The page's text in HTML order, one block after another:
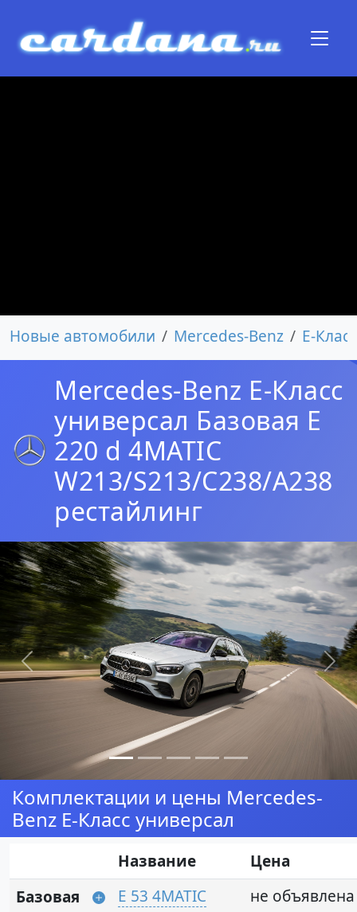
Новые автомобили Mercedes-Benz E-Класс
Mercedes-Benz E-Класс
универсал Базовая E
220 d 4MATIC
W213/S213/C238/A238
рестайлинг
Предыдущая
Комплектации и цены Mercedes-
Benz E-Класс универсал
Название
Цена
Базовая
E 53 4MATIC
не объявлена